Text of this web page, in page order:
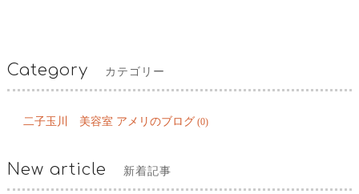
Category カテゴリー
二子玉川 美容室 アメリのブログ (0)
New article 新着記事